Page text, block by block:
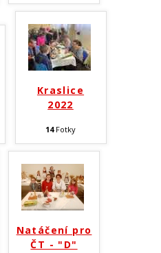
Ahoj všichni!
Září 2015
Kraslice
2022
14Fotky
Natáčení pro
ČT - "D"